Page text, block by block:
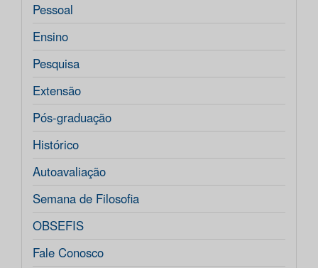
Pessoal
Ensino
Pesquisa
Extensão
Pós-graduação
Histórico
Autoavaliação
Semana de Filosofia
OBSEFIS
Fale Conosco